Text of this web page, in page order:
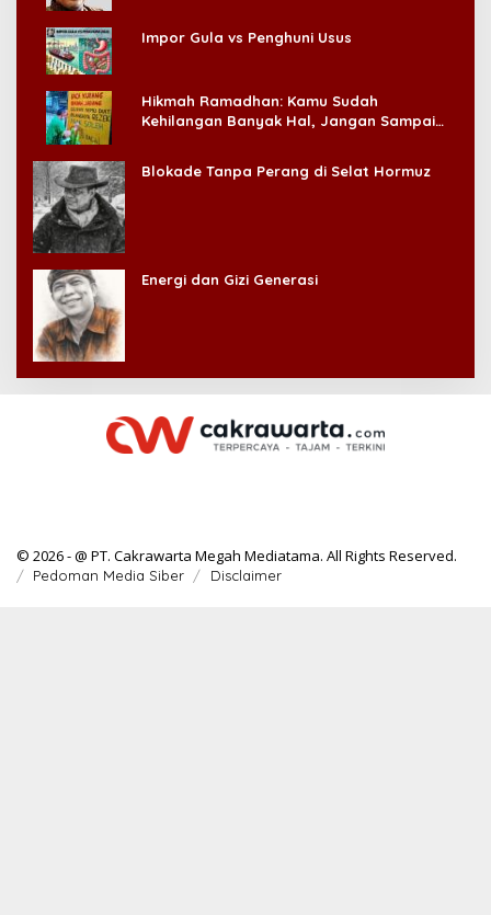
Impor Gula vs Penghuni Usus
Hikmah Ramadhan: Kamu Sudah
Kehilangan Banyak Hal, Jangan Sampai
Blokade Tanpa Perang di Selat Hormuz
Energi dan Gizi Generasi
© 2026 - @ PT. Cakrawarta Megah Mediatama. All Rights Reserved.
Pedoman Media Siber Disclaimer